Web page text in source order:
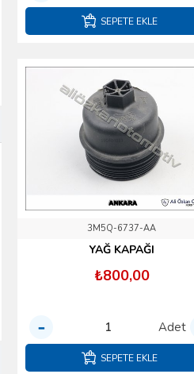
SEPETE EKLE
3M5Q-6737-AA
YAĞ KAPAĞI
₺800,00
Adet
SEPETE EKLE